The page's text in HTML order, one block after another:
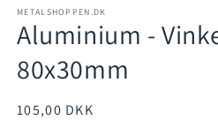
METALSHOPPEN.DK
Aluminium -
80x30mm
Normalpris
105,00 DKK